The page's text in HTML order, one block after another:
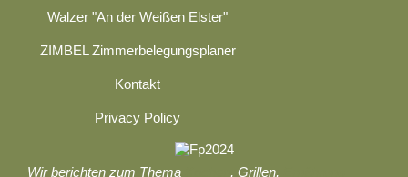
Walzer "An der Weißen Elster"
ZIMBEL Zimmerbelegungsplaner
Kontakt
Privacy Policy
Wir berichten zum Thema , Grillen,